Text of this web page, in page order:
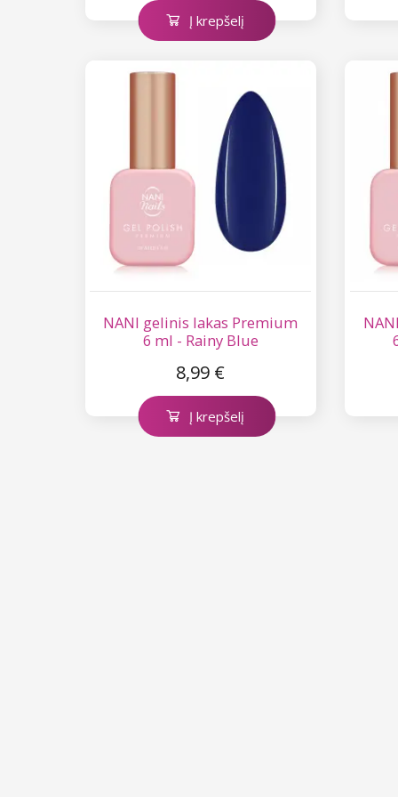
Į krepšelį
NANI gelinis lakas Premium
6 ml - Rainy Blue
8,99 €
Į krepšelį